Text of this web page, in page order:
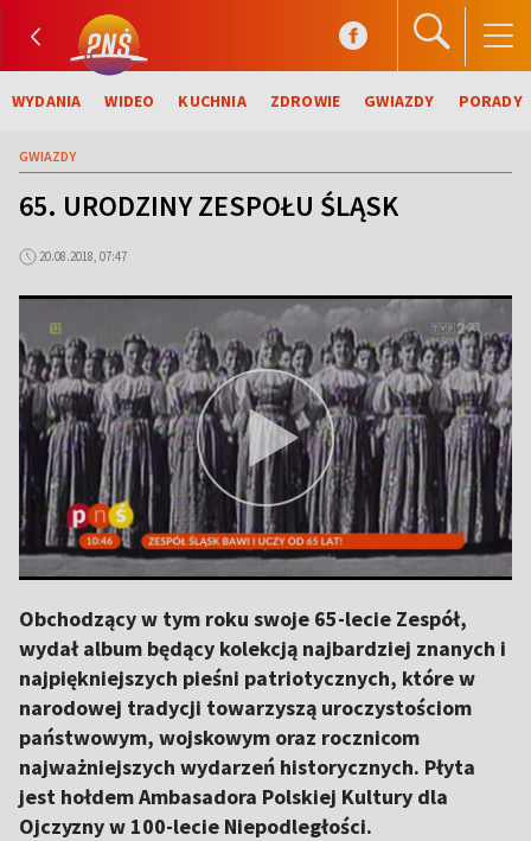
WYDANIA WIDEO KUCHNIA ZDROWIE GWIAZDY PORADY
GWIAZDY
65. URODZINY ZESPOŁU ŚLĄSK
20.08.2018, 07:47
Obchodzący w tym roku swoje 65-lecie Zespół,
wydał album będący kolekcją najbardziej znanych i
najpiękniejszych pieśni patriotycznych, które w
narodowej tradycji towarzyszą uroczystościom
państwowym, wojskowym oraz rocznicom
najważniejszych wydarzeń historycznych. Płyta
jest hołdem Ambasadora Polskiej Kultury dla
Ojczyzny w 100-lecie Niepodległości.